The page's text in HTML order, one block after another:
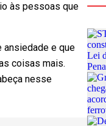
às pessoas que
ansiedade e que
coisas mais.
nesse